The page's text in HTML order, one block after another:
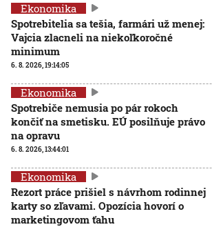
Ekonomika
Spotrebitelia sa tešia, farmári už menej:
Vajcia zlacneli na niekoľkoročné
minimum
6. 8. 2026, 19:14:05
Ekonomika
Spotrebiče nemusia po pár rokoch
končiť na smetisku. EÚ posilňuje právo
na opravu
6. 8. 2026, 13:44:01
Ekonomika
Rezort práce prišiel s návrhom rodinnej
karty so zľavami. Opozícia hovorí o
marketingovom ťahu